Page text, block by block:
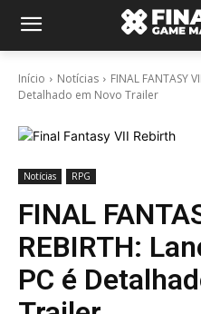
Início Notícias
FINAL FANTASY
Detalhado em Novo Trailer
Notícias RPG
FINAL
REBIRTH:
PC é